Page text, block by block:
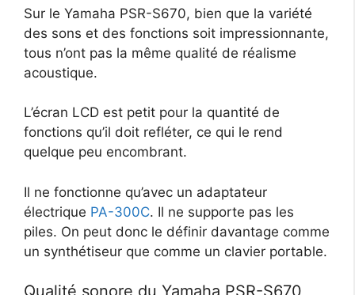
Sur le Yamaha PSR-S670, bien que la variété
des sons et des fonctions soit impressionnante,
tous n’ont pas la même qualité de réalisme
acoustique.
L’écran LCD est petit pour la quantité de
fonctions qu’il doit refléter, ce qui le rend
quelque peu encombrant.
Il ne fonctionne qu’avec un adaptateur
électrique PA-300C. Il ne supporte pas les
piles. On peut donc le définir davantage comme
un synthétiseur que comme un clavier portable.
Qualité sonore du Yamaha PSR-S670